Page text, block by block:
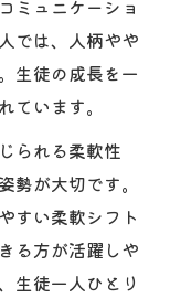
ミュニケーショ
では、人柄やや
生徒の成長を一
います。
られる柔軟性
が大切です。
すい柔軟シフト
る方が活躍しや
生徒一人ひとり